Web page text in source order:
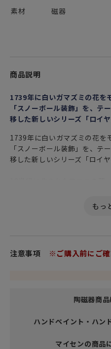
素材
磁器
商品説明
1739年に白いガマズミの花を
「スノーボール装飾」を、テ
移した新しいシリーズ「ロイ
1739年に白いガマズミの花を
「スノーボール装飾」を、テ
移した新しいシリーズ「ロイ
が最愛の王妃、マリア・ヨゼ
スタイリッシュな白磁に咲く
注意事項 ※ご購入前にご
陶磁器商
ハンドペイント・ハン
マイセンの商品